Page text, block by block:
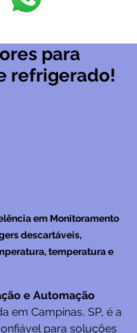
para
refrigerado!
em Monitoramento
descartáveis,
temperatura e
e Automação
em Campinas, SP, é a
para soluções